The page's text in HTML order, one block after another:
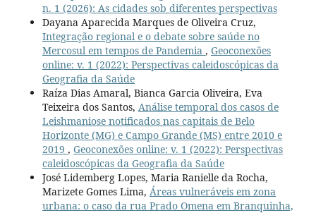
n. 1 (2026): As cidades sob diferentes perspectivas
Dayana Aparecida Marques de Oliveira Cruz,
Integração regional e o debate sobre saúde no
Mercosul em tempos de Pandemia , Geoconexões
online: v. 1 (2022): Perspectivas caleidoscópicas da
Geografia da Saúde
Raíza Dias Amaral, Bianca Garcia Oliveira, Eva
Teixeira dos Santos, Análise temporal dos casos de
Leishmaniose notificados nas capitais de Belo
Horizonte (MG) e Campo Grande (MS) entre 2010 e
2019 , Geoconexões online: v. 1 (2022): Perspectivas
caleidoscópicas da Geografia da Saúde
José Lidemberg Lopes, Maria Ranielle da Rocha,
Marizete Gomes Lima, Áreas vulneráveis em zona
urbana: o caso da rua Prado Omena em Branquinha,